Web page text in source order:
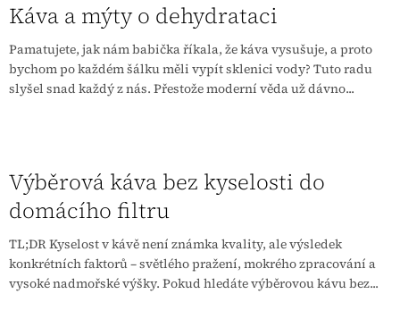
Káva a mýty o dehydrataci
Pamatujete, jak nám babička říkala, že káva vysušuje, a proto
bychom po každém šálku měli vypít sklenici vody? Tuto radu
slyšel snad každý z nás. Přestože moderní věda už dávno...
Výběrová káva bez kyselosti do
domácího filtru
TL;DR Kyselost v kávě není známka kvality, ale výsledek
konkrétních faktorů – světlého pražení, mokrého zpracování a
vysoké nadmořské výšky. Pokud hledáte výběrovou kávu bez...